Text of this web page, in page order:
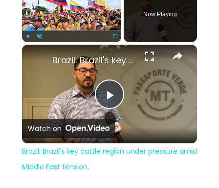
Fullscreen
Now Playing
×
Play
Video
Brazil: Brazil's key cattle region under pressure amid Middle East tension.
Watch on
Brazil: Brazil's key cattle region under pressure amid
Middle East tension.